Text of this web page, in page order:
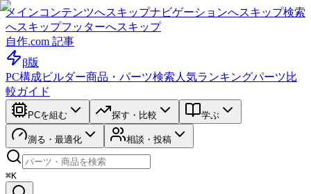
メインコンテンツへスキップナビゲーションへスキップ検索
へスキップフッターへスキップ
自作.com 記事
β版
PC構成ビルダー商品・パーツ検索 人気ランキングパーツ比
較ガイド
PCを組む 探す・比較 学ぶ
測る・最適化 相談・投稿
⌘K